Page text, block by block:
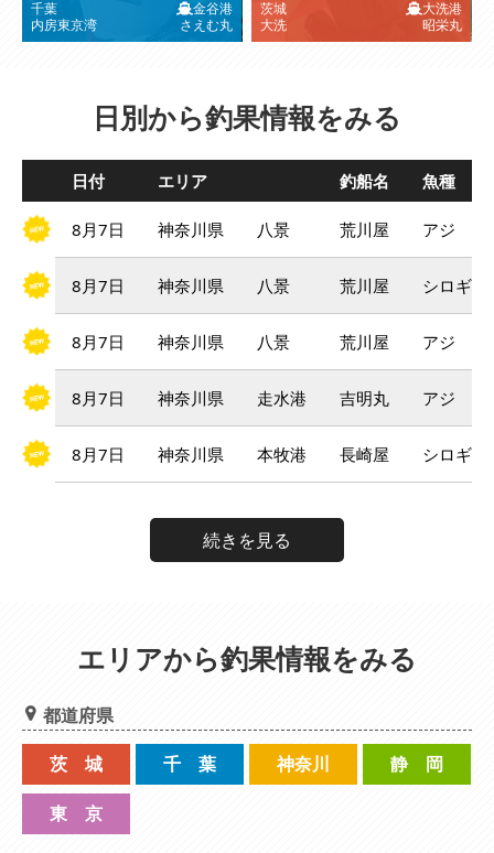
千葉
内房東京湾
金谷港
さえむ丸
茨城
大洗
大洗港
昭栄丸
日別から釣果情報をみる
日付 エリア 釣船名 魚種
8月7日 神奈川県 八景 荒川屋 アジ
8月7日 神奈川県 八景 荒川屋 シロギス
8月7日 神奈川県 八景 荒川屋 アジ
8月7日 神奈川県 走水港 吉明丸 アジ
8月7日 神奈川県 本牧港 長崎屋 シロギス
続きを見る
エリアから釣果情報をみる
都道府県
茨 城
千 葉 神奈川 静 岡
東 京